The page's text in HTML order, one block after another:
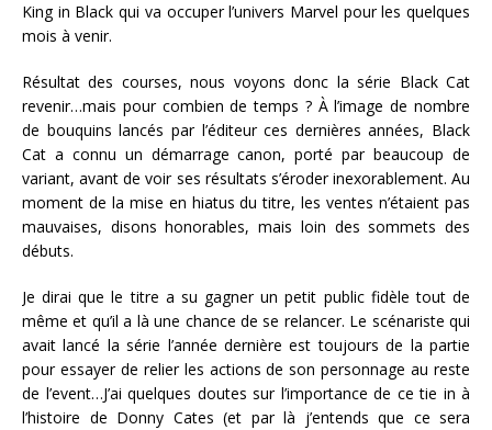
King in Black qui va occuper l’univers Marvel pour les quelques
mois à venir.
Résultat des courses, nous voyons donc la série Black Cat
revenir…mais pour combien de temps ? À l’image de nombre
de bouquins lancés par l’éditeur ces dernières années, Black
Cat a connu un démarrage canon, porté par beaucoup de
variant, avant de voir ses résultats s’éroder inexorablement. Au
moment de la mise en hiatus du titre, les ventes n’étaient pas
mauvaises, disons honorables, mais loin des sommets des
débuts.
Je dirai que le titre a su gagner un petit public fidèle tout de
même et qu’il a là une chance de se relancer. Le scénariste qui
avait lancé la série l’année dernière est toujours de la partie
pour essayer de relier les actions de son personnage au reste
de l’event…J’ai quelques doutes sur l’importance de ce tie in à
l’histoire de Donny Cates (et par là j’entends que ce sera